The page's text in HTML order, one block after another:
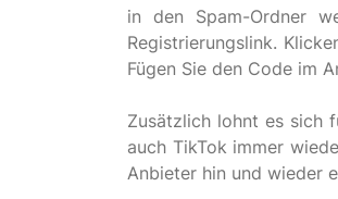
in den Spam-Ordner
Registrierungslink.
Fügen Sie den Code im
Zusätzlich lohnt es sich
auch TikTok immer